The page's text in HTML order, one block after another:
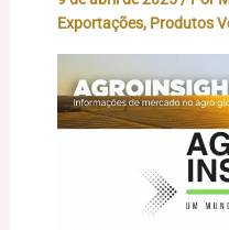
Exportações, Produtos